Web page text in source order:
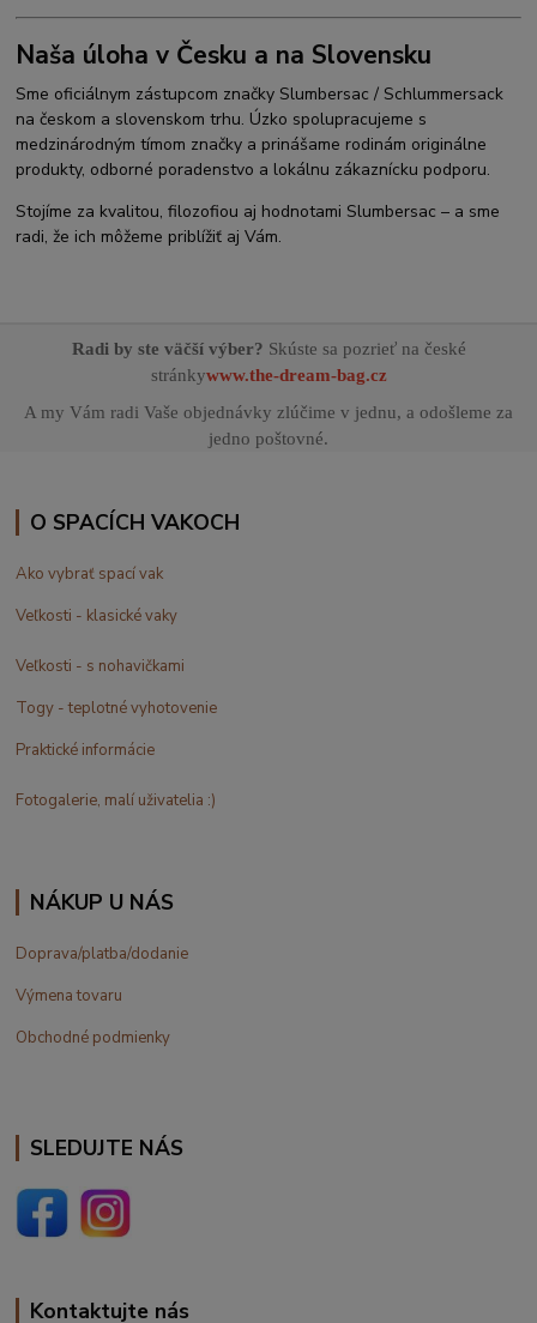
Naša úloha v Česku a na Slovensku
Sme oficiálnym zástupcom značky Slumbersac / Schlummersack
na českom a slovenskom trhu. Úzko spolupracujeme s
medzinárodným tímom značky a prinášame rodinám originálne
produkty, odborné poradenstvo a lokálnu zákaznícku podporu.
Stojíme za kvalitou, filozofiou aj hodnotami Slumbersac – a sme
radi, že ich môžeme priblížiť aj Vám.
Radi by ste väčší výber? Skúste sa pozrieť na české
stránkywww.the-dream-bag.cz
A my Vám radi Vaše objednávky zlúčime v jednu, a odošleme za
jedno poštovné.
O SPACÍCH VAKOCH
Ako vybrať spací vak
Veľkosti - klasické vaky
Veľkosti - s nohavičkami
Togy - teplotné vyhotovenie
Praktické informácie
Fotogalerie, malí uživatelia :)
NÁKUP U NÁS
Doprava/platba/dodanie
Výmena tovaru
Obchodné podmienky
SLEDUJTE NÁS
Kontaktujte nás